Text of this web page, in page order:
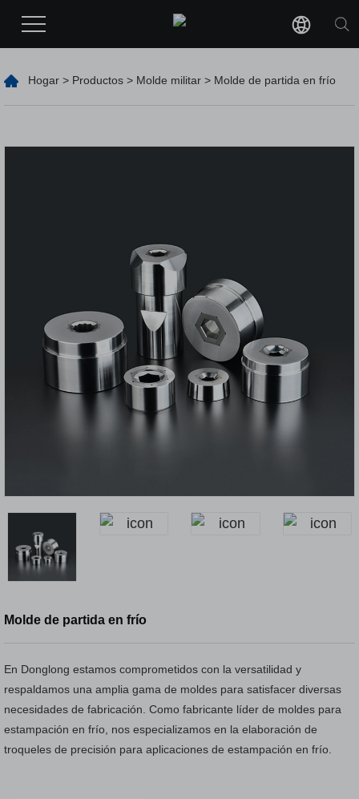
Hogar > Productos > Molde militar > Molde de partida en frío
Molde de partida en frío
En Donglong estamos comprometidos con la versatilidad y
respaldamos una amplia gama de moldes para satisfacer diversas
necesidades de fabricación. Como fabricante líder de moldes para
estampación en frío, nos especializamos en la elaboración de
troqueles de precisión para aplicaciones de estampación en frío.